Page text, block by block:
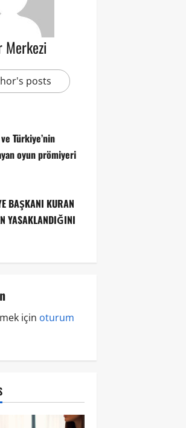
Merkezi
posts
Türkiye’nin
oyun prömiyeri
BAŞKANI KURAN
YASAKLANDIĞINI
için oturum